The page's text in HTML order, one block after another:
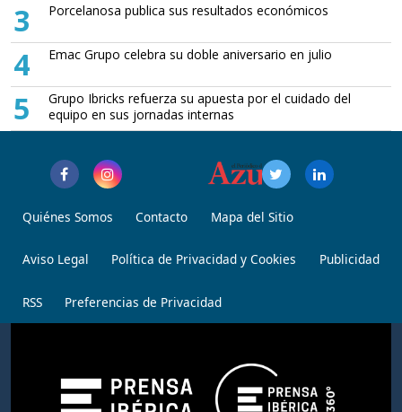
3 Porcelanosa publica sus resultados económicos
4 Emac Grupo celebra su doble aniversario en julio
5
Grupo Ibricks refuerza su apuesta por el cuidado del
equipo en sus jornadas internas
Quiénes Somos Contacto Mapa del Sitio
Aviso Legal Política de Privacidad y Cookies Publicidad
RSS Preferencias de Privacidad